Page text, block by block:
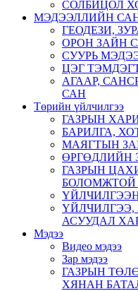
СОЛБИЦОЛ
МЭДЭЭЛЛИЙН
ГЕОДЕЗИ,
ОРОН ЗАЙН
СУУРЬ
ЦЭГ
АГААР,
САН
Төрийн үйлчилгээ
ГАЗРЫН
БАРИЛГА,
МАЯГТЫН
ӨРГӨДЛИЙН
ГАЗРЫН
БОЛОМЖТОЙ
АСУУДАЛ
Мэдээ
Видео мэдээ
Зар мэдээ
ГАЗРЫН
ХЯНАН